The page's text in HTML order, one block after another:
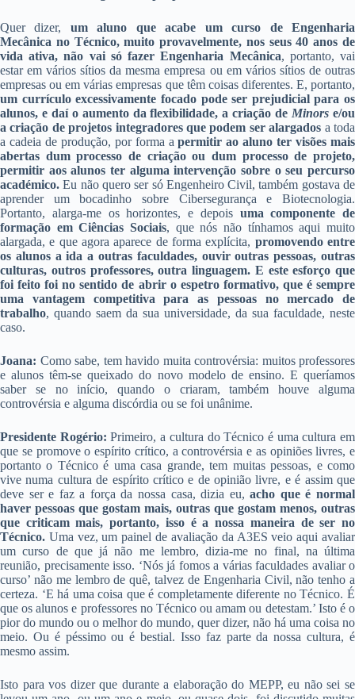
Quer dizer, um aluno que acabe um curso de Engenharia
Mecânica no Técnico, muito provavelmente, nos seus 40 anos de
vida ativa, não vai só fazer Engenharia Mecânica, portanto, vai
estar em vários sítios da mesma empresa ou em vários sítios de outras
empresas ou em várias empresas que têm coisas diferentes. E, portanto,
um currículo excessivamente focado pode ser prejudicial para os
alunos, e daí o aumento da flexibilidade, a criação de Minors e/ou
a criação de projetos integradores que podem ser alargados a toda
a cadeia de produção, por forma apermitir ao aluno ter visões mais
abertas dum processo de criação ou dum processo de projeto,
permitir aos alunos ter alguma intervenção sobre o seu percurso
académico.Eu não quero ser só Engenheiro Civil, também gostava de
aprender um bocadinho sobre Cibersegurança e Biotecnologia.
Portanto, alarga-me os horizontes, e depois uma componente de
formação em Ciências Sociais, que nós não tínhamos aqui muito
alargada, e que agora aparece de forma explícita, promovendo entre
os alunos a ida a outras faculdades, ouvir outras pessoas, outras
culturas, outros professores, outra linguagem. E este esforço que
foi feito foi no sentido de abrir o espetro formativo, que é sempre
uma vantagem competitiva para as pessoas no mercado de
trabalho, quando saem da sua universidade, da sua faculdade, neste
caso.
Joana: Como sabe, tem havido muita controvérsia: muitos professores
e alunos têm-se queixado do novo modelo de ensino. E queríamos
saber se no início, quando o criaram, também houve alguma
controvérsia e alguma discórdia ou se foi unânime.
Presidente Rogério: Primeiro, a cultura do Técnico é uma cultura em
que se promove o espírito crítico, a controvérsia e as opiniões livres, e
portanto o Técnico é uma casa grande, tem muitas pessoas, e como
vive numa cultura de espírito crítico e de opinião livre, e é assim que
deve ser e faz a força da nossa casa, dizia eu,acho que é normal
haver pessoas que gostam mais, outras que gostam menos, outras
que criticam mais, portanto, isso é a nossa maneira de ser no
Técnico. Uma vez, um painel de avaliação da A3ES veio aqui avaliar
um curso de que já não me lembro, dizia-me no final, na última
reunião, precisamente isso. ‘Nós já fomos a várias faculdades avaliar o
curso’ não me lembro de quê, talvez de Engenharia Civil, não tenho a
certeza. ‘E há uma coisa que é completamente diferente no Técnico. É
que os alunos e professores no Técnico ou amam ou detestam.’ Isto é o
pior do mundo ou o melhor do mundo, quer dizer, não há uma coisa no
meio. Ou é péssimo ou é bestial. Isso faz parte da nossa cultura, é
mesmo assim.
Isto para vos dizer que durante a elaboração do MEPP, eu não sei se